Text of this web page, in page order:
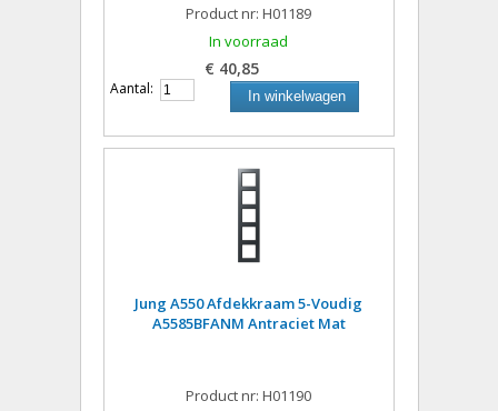
Product nr: H01189
In voorraad
€ 40,85
Aantal: In winkelwagen
Jung A550 Afdekkraam 5-Voudig
A5585BFANM Antraciet Mat
Product nr: H01190